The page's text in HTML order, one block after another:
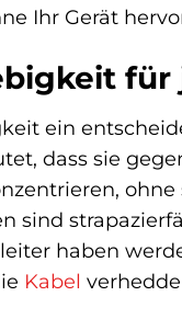
Ihr Gerät
ein
dass sie
sind
haben
Kabel